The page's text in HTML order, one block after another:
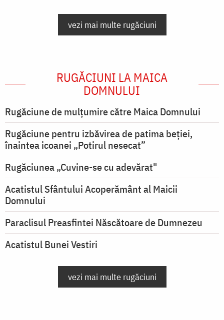
vezi mai multe rugăciuni
RUGĂCIUNI LA MAICA
DOMNULUI
Rugăciune de mulţumire către Maica Domnului
Rugăciune pentru izbăvirea de patima beției,
înaintea icoanei „Potirul nesecat”
Rugăciunea „Cuvine-se cu adevărat"
Acatistul Sfântului Acoperământ al Maicii
Domnului
Paraclisul Preasfintei Născătoare de Dumnezeu
Acatistul Bunei Vestiri
vezi mai multe rugăciuni